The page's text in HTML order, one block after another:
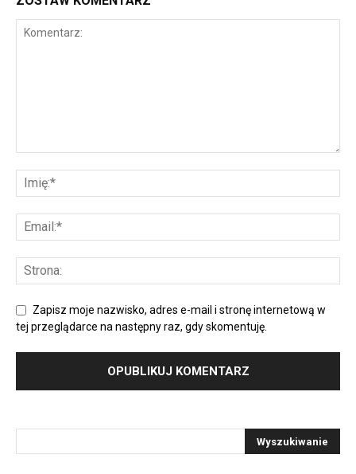
Zapisz moje nazwisko, adres e-mail i stronę internetową w
tej przeglądarce na następny raz, gdy skomentuję.